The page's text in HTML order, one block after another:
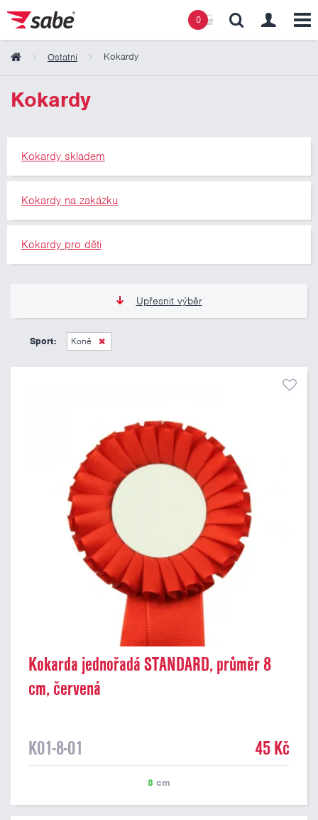
0
Ostatní Kokardy
Kokardy
Kokardy skladem
Kokardy na zakázku
Kokardy pro děti
Upřesnit výběr
45 Kč
Sport: Koně
Kokarda jednořadá STANDARD, průměr 8
cm, červená
K01-8-01 45 Kč
8 cm
Obsah košíku